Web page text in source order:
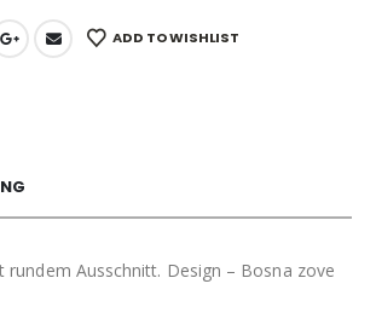
ADD TO WISHLIST
rundem Ausschnitt. Design – Bosna zove